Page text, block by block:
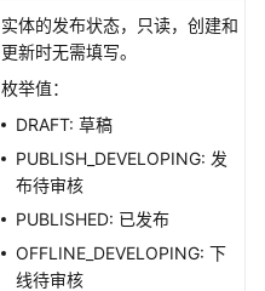
实体的发布状态，只读，创建和
更新时无需填写。
枚举值：
DRAFT: 草稿
PUBLISH_DEVELOPING: 发
布待审核
PUBLISHED: 已发布
OFFLINE_DEVELOPING: 下
线待审核